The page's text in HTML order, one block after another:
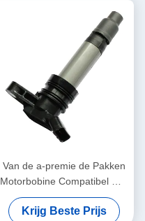
Van de a-premie de Pakken
Motorbobine Compatibel met
-Land Rover Ignition Coil
30684245 0997001070
Krijg Beste Prijs